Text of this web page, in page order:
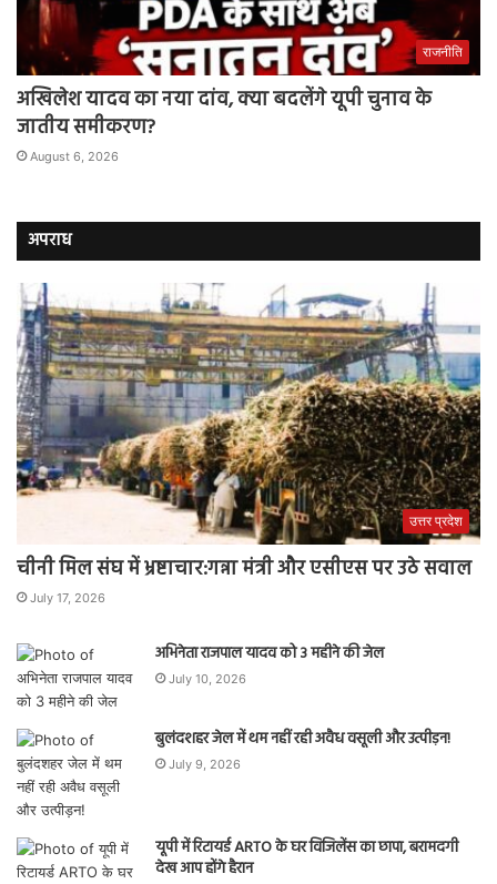
राजनीति
अखिलेश यादव का नया दांव, क्या बदलेंगे यूपी चुनाव के
जातीय समीकरण?
August 6, 2026
अपराध
उत्तर प्रदेश
चीनी मिल संघ में भ्रष्टाचार:गन्ना मंत्री और एसीएस पर उठे सवाल
July 17, 2026
अभिनेता राजपाल यादव को 3 महीने की जेल
July 10, 2026
बुलंदशहर जेल में थम नहीं रही अवैध वसूली और उत्पीड़न!
July 9, 2026
यूपी में रिटायर्ड ARTO के घर विजिलेंस का छापा, बरामदगी
देख आप होंगे हैरान